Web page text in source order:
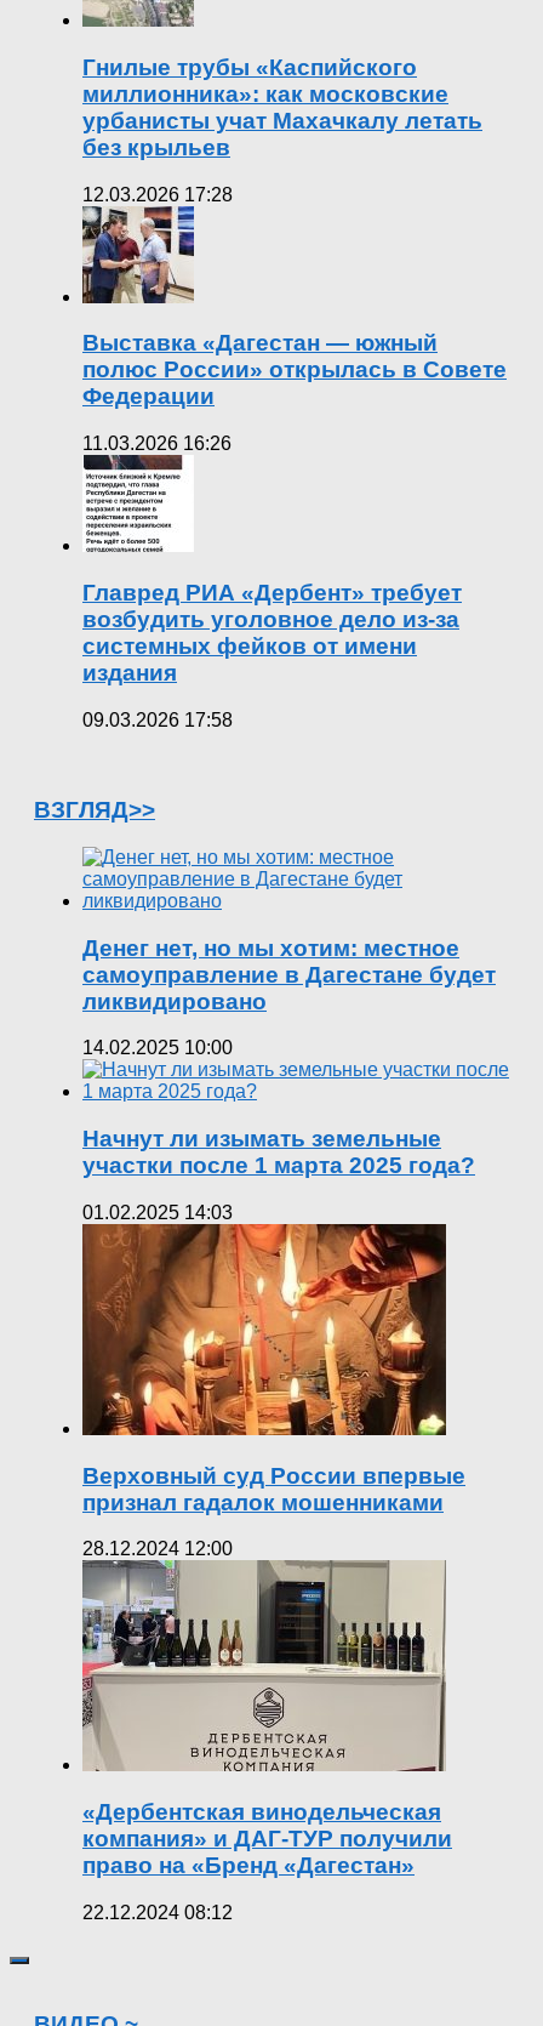
Гнилые трубы «Каспийского
миллионника»: как московские
урбанисты учат Махачкалу летать
без крыльев
12.03.2026 17:28
Выставка «Дагестан — южный
полюс России» открылась в Совете
Федерации
11.03.2026 16:26
Главред РИА «Дербент» требует
возбудить уголовное дело из-за
системных фейков от имени
издания
09.03.2026 17:58
ВЗГЛЯД>>
Денег нет, но мы хотим: местное
самоуправление в Дагестане будет
ликвидировано
14.02.2025 10:00
Начнут ли изымать земельные
участки после 1 марта 2025 года?
01.02.2025 14:03
Верховный суд России впервые
признал гадалок мошенниками
28.12.2024 12:00
«Дербентская винодельческая
компания» и ДАГ-ТУР получили
право на «Бренд «Дагестан»
22.12.2024 08:12